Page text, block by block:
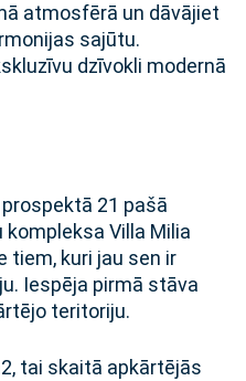
atmosfērā un dāvājiet
sajūtu.
dzīvokli modernā
21 pašā
Villa Milia
tiem, kuri jau sen ir
Iespēja pirmā stāva
teritoriju.
tai skaitā apkārtējās